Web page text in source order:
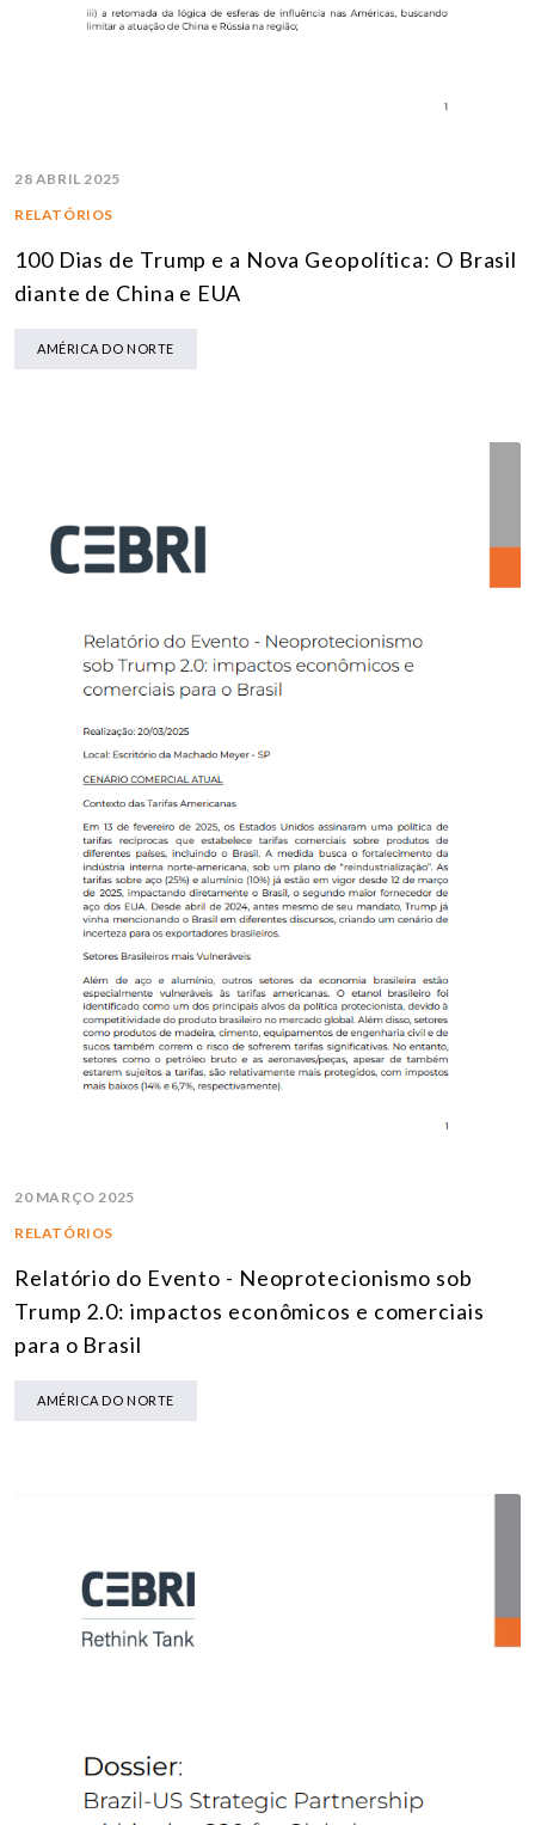
28 ABRIL 2025
RELATÓRIOS
100 Dias de Trump e a Nova Geopolítica: O Brasil
diante de China e EUA
AMÉRICA DO NORTE
20 MARÇO 2025
RELATÓRIOS
Relatório do Evento - Neoprotecionismo sob
Trump 2.0: impactos econômicos e comerciais
para o Brasil
AMÉRICA DO NORTE